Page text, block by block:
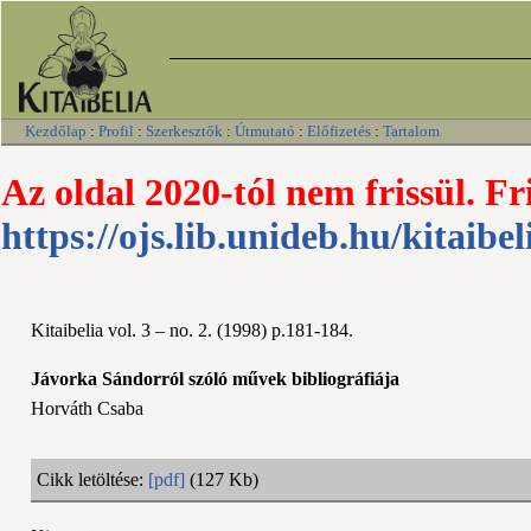
Kezdőlap : Profil : Szerkesztők : Útmutató : Előfizetés : Tartalom
Az oldal 2020-tól nem frissül.
https://ojs.lib.unideb.hu/
Kitaibelia vol. 3 – no. 2. (1998) p.181-184.
Jávorka Sándorról szóló művek bibliográfiája
Horváth Csaba
Cikk letöltése: [pdf] (127 Kb)